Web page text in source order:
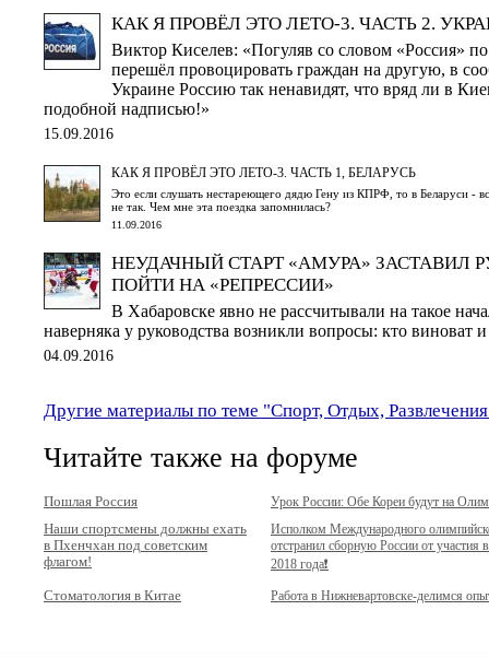
КАК Я ПРОВЁЛ ЭТО ЛЕТО-3. ЧАСТЬ 2.
Виктор Киселев: «Погуляв со словом «Россия»
перешёл провоцировать граждан на другую, в
Украине Россию так ненавидят, что вряд ли в
подобной надписью!»
15.09.2016
КАК Я ПРОВЁЛ ЭТО ЛЕТО-3. ЧАСТЬ 1, БЕЛАРУСЬ
Это если слушать нестареющего дядю Гену из КПРФ, то в Беларуси -
не так. Чем мне эта поездка запомнилась?
11.09.2016
НЕУДАЧНЫЙ СТАРТ «АМУРА» ЗАСТАВИЛ
ПОЙТИ НА «РЕПРЕССИИ»
В Хабаровске явно не рассчитывали на такое
наверняка у руководства возникли вопросы: кто виноват и
04.09.2016
Другие материалы по теме "Спорт, Отдых,
Читайте также на форуме
Пошлая Россия
Урок России: Обе Кореи будут на
Наши спортсмены должны ехать
в Пхенчхан под советским
флагом!
Исполком Международного
отстранил сборную России от
2018 года❗️
Стоматология в Китае Работа в Нижневартовске-делимся